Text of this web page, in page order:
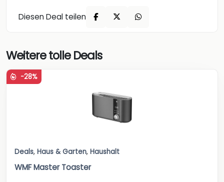
Diesen Deal teilen
Weitere tolle Deals
-28%
Deals, Haus & Garten, Haushalt
WMF Master Toaster